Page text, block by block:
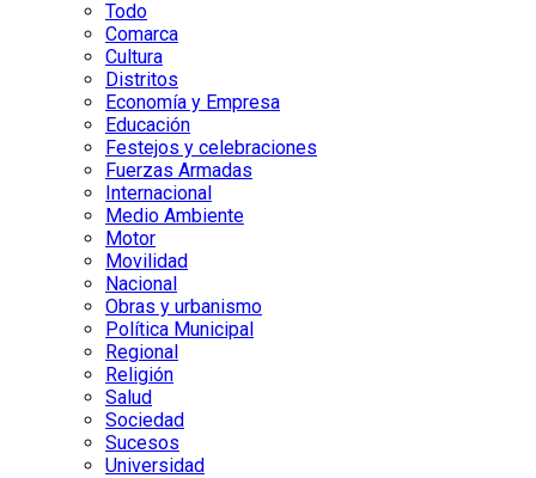
Todo
Comarca
Cultura
Distritos
Economía y Empresa
Educación
Festejos y celebraciones
Fuerzas Armadas
Internacional
Medio Ambiente
Motor
Movilidad
Nacional
Obras y urbanismo
Política Municipal
Regional
Religión
Salud
Sociedad
Sucesos
Universidad